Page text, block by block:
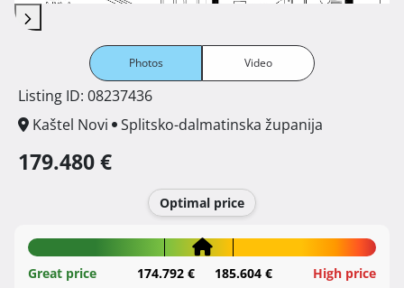
Photos Video
Listing ID: 08237436
Kaštel Novi
Splitsko-dalmatinska županija
179.480 €
Optimal price
Great price 174.792 € 185.604 € High price